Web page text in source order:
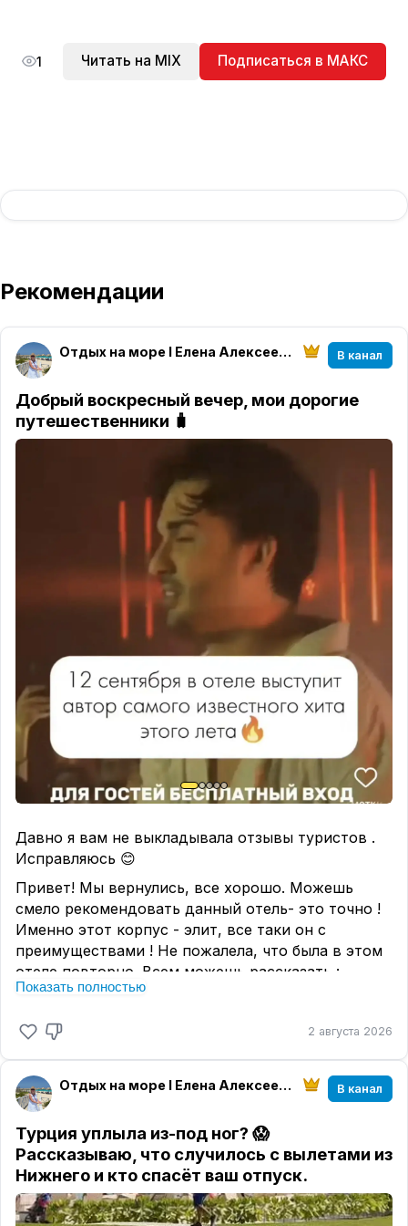
1 Читать на MIX Подписаться в МАКС
Рекомендации
Отдых на море I Елена Алексеева I МирАмор В канал
Добрый воскресный вечер, мои дорогие
путешественники 🧳
Давно я вам не выкладывала отзывы туристов .
Исправляюсь 😊
Привет! Мы вернулись, все хорошо. Можешь
смело рекомендовать данный отель- это точно !
Именно этот корпус - элит, все таки он с
преимуществами ! Не пожалела, что была в этом
отеле повторно. Всем можешь рассказать :
сервис - супер! Еды всякой ! Алкоголя- разного ,
любой - все супер! Все разговаривают по русски!
Все улыбчивые и услужливые ! Лежаков на пляже
полно ! У бассейна после 14 часов тоже можно
найти лежаки , но или наоборот с утра , кто какое
дорогие экскурсии, почти все по 150 евро на 1
человека; но в этот раз никуда не ездили ( тк уже
везде были , повторно за такие деньги - что-то
не заманило) ; кафе ля Карт - сейчас только за
Показать полностью
2 августа 2026
Отдых на море I Елена Алексеева I МирАмор В канал
Турция уплыла из-под ног? 😱
Рассказываю, что случилось с вылетами из
Нижнего и кто спасёт ваш отпуск.